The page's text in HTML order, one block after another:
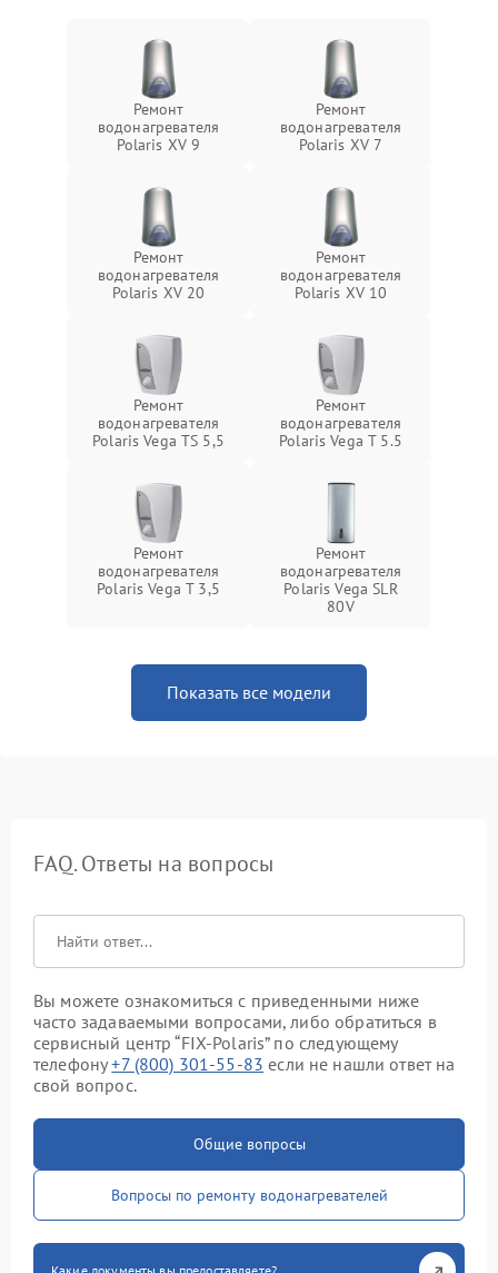
Ремонт
водонагревателя
Polaris XV 9
Ремонт
водонагревателя
Polaris XV 7
Ремонт
водонагревателя
Polaris XV 20
Ремонт
водонагревателя
Polaris XV 10
Ремонт
водонагревателя
Polaris Vega TS 5,5
Ремонт
водонагревателя
Polaris Vega T 5.5
Ремонт
водонагревателя
Polaris Vega T 3,5
Ремонт
водонагревателя
Polaris Vega SLR
80V
Показать все модели
FAQ. Ответы на вопросы
Вы можете ознакомиться с приведенными ниже
часто задаваемыми вопросами, либо обратиться в
сервисный центр “FIX-Polaris” по следующему
телефону+7 (800) 301-55-83 если не нашли ответ на
свой вопрос.
Общие вопросы
Вопросы по ремонту водонагревателей